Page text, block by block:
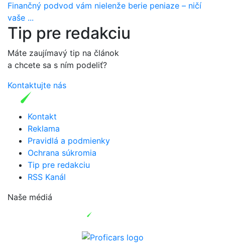
Finančný podvod vám nielenže berie peniaze – ničí
vaše ...
Tip pre redakciu
Máte zaujímavý tip na článok
a chcete sa s ním podeliť?
Kontaktujte nás
Kontakt
Reklama
Pravidlá a podmienky
Ochrana súkromia
Tip pre redakciu
RSS Kanál
Naše médiá